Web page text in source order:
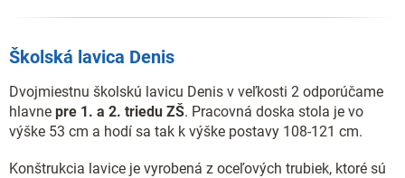
Školská lavica Denis
Dvojmiestnu školskú lavicu Denis v veľkosti 2 odporúčame
hlavne pre 1. a 2. triedu ZŠ. Pracovná doska stola je vo
výške 53 cm a hodí sa tak k výške postavy 108-121 cm.
Konštrukcia lavice je vyrobená z oceľových trubiek, ktoré sú